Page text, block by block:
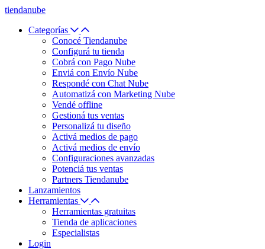
tiendanube
Categorías
Conocé Tiendanube
Configurá tu tienda
Cobrá con Pago Nube
Enviá con Envío Nube
Respondé con Chat Nube
Automatizá con Marketing Nube
Vendé offline
Gestioná tus ventas
Personalizá tu diseño
Activá medios de pago
Activá medios de envío
Configuraciones avanzadas
Potenciá tus ventas
Partners Tiendanube
Lanzamientos
Herramientas
Herramientas gratuitas
Tienda de aplicaciones
Especialistas
Login